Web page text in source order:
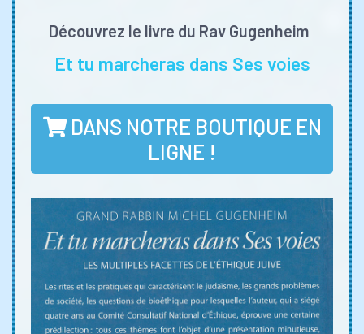
Découvrez le livre du Rav Gugenheim
Et tu marcheras dans Ses voies
DANS NOTRE BOUTIQUE EN
LIGNE !